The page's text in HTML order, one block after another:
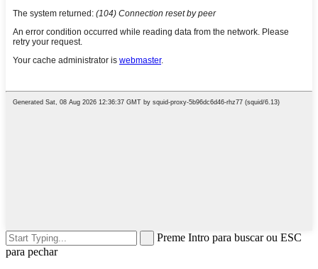
Preme Intro para buscar ou ESC
para pechar